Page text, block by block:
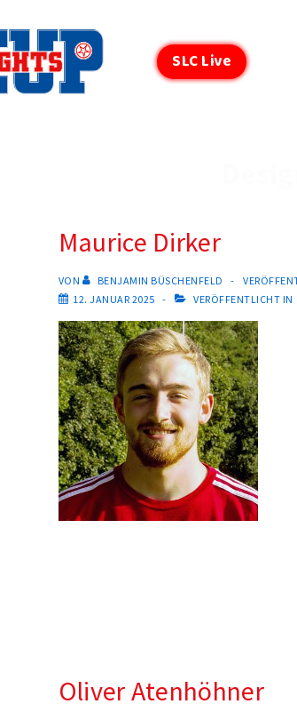
SLC Live
Maurice Dirker
VON BENJAMIN BÜSCHENFELD
12. JANUAR 2025
VERÖFFENTLICHT IN
Oliver Atenhöhner